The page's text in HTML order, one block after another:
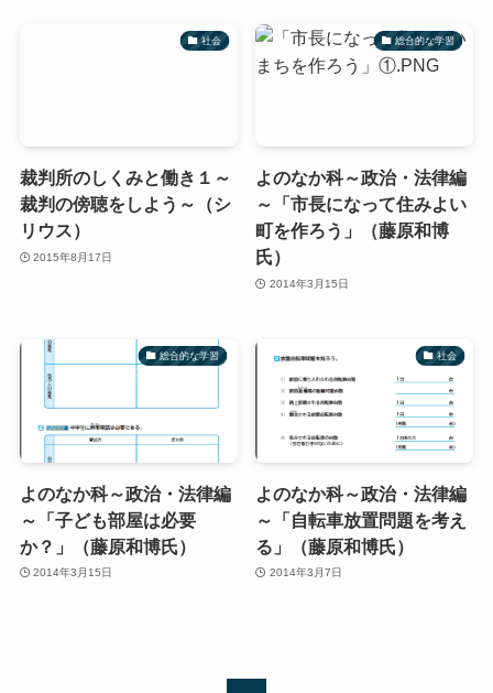
社会
裁判所のしくみと働き１～
裁判の傍聴をしよう～（シ
リウス）
2015年8月17日
総合的な学習
よのなか科～政治・法律編
～「市長になって住みよい
町を作ろう」（藤原和博
氏）
2014年3月15日
総合的な学習
よのなか科～政治・法律編
～「子ども部屋は必要
か？」（藤原和博氏）
2014年3月15日
社会
よのなか科～政治・法律編
～「自転車放置問題を考え
る」（藤原和博氏）
2014年3月7日